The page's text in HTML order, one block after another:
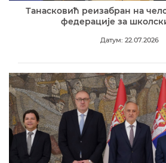
Танасковић реизабран на
федерације за
Датум: 22.07.2026